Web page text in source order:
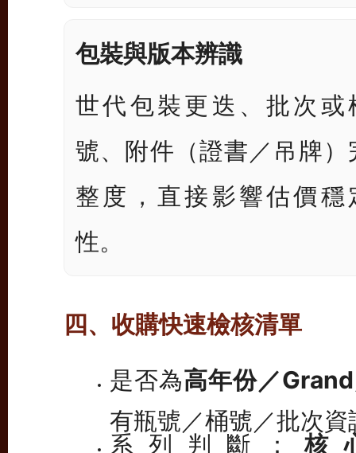
包裝與版本辨識
世代包裝更迭、批次或
號、附件（證書／吊牌）
整度，直接影響估價穩
性。
四、收購快速檢核清單
是否為高年份／
有瓶號／桶號／批次資
系列判斷：核